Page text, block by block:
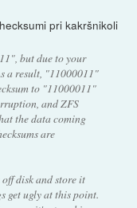
pri kakršnikoli
but due to your
a result, "11000011"
to "11000011"
and ZFS
the data coming
are
disk and store it
get ugly at this point.